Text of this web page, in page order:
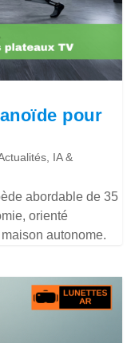
pour
, IA &
abordable de 35
orienté
autonome.